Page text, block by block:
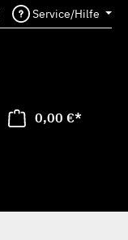
Service/Hilfe
0,00 €*